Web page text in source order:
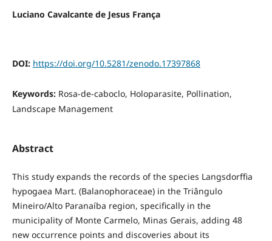
Luciano Cavalcante de Jesus França
DOI: https://doi.org/10.5281/zenodo.17397868
Keywords: Rosa-de-caboclo, Holoparasite, Pollination,
Landscape Management
Abstract
This study expands the records of the species Langsdorffia
hypogaea Mart. (Balanophoraceae) in the Triângulo
Mineiro/Alto Paranaíba region, specifically in the
municipality of Monte Carmelo, Minas Gerais, adding 48
new occurrence points and discoveries about its